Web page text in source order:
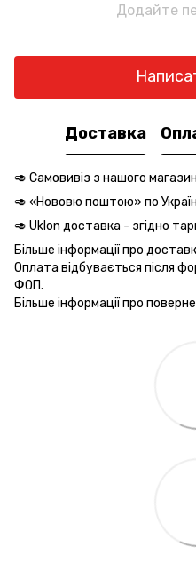
Додайте
Доставка
🥑 Самовивіз з нашого
🥑 «Нововю поштою» по
🥑 Uklon доставка - згідно
Більше інформації про
Оплата відбувається після
ФОП.
Більше інформації про